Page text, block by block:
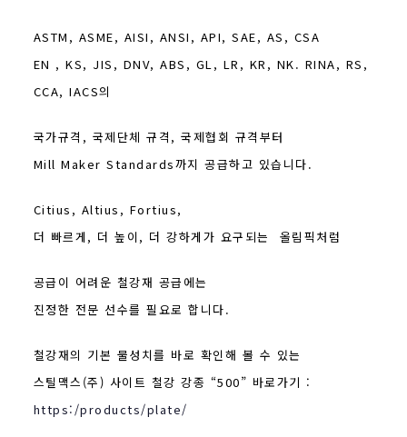
ASTM, ASME, AISI, ANSI, API, SAE, AS, CSA
EN , KS, JIS, DNV, ABS, GL, LR, KR, NK. RINA, RS,
CCA, IACS의
국가규격, 국제단체 규격,국제협회 규격부터
Mill Maker Standards까지 공급하고 있습니다.
Citius, Altius, Fortius,
더 빠르게, 더 높이, 더 강하게가 요구되는 올림픽처럼
공급이 어려운 철강재 공급에는
진정한 전문 선수를 필요로 합니다.
철강재의 기본 물성치를 바로 확인해 볼 수 있는
스틸맥스(주) 사이트 철강 강종 “500” 바로가기 :
https:/products/plate/